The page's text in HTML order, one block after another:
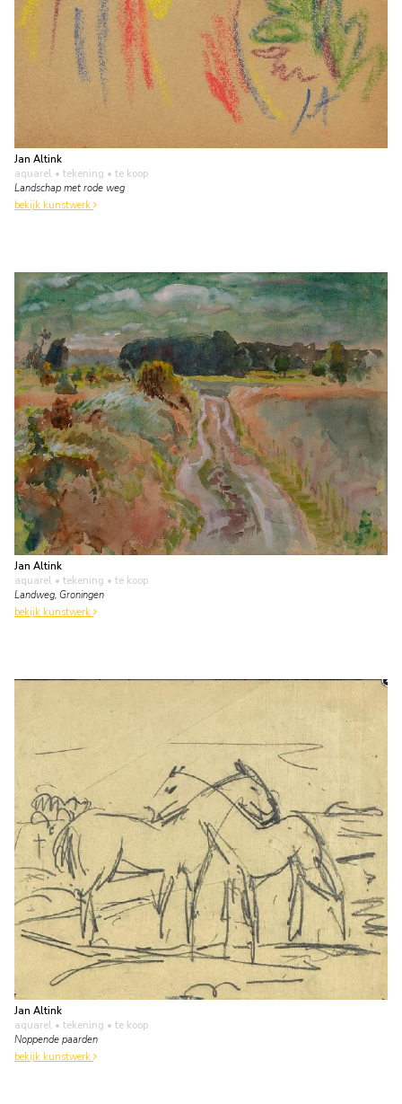
Jan Altink
aquarel • tekening • te koop
Landschap met rode weg
bekijk kunstwerk
Jan Altink
aquarel • tekening • te koop
Landweg, Groningen
bekijk kunstwerk
Jan Altink
aquarel • tekening • te koop
Noppende paarden
bekijk kunstwerk